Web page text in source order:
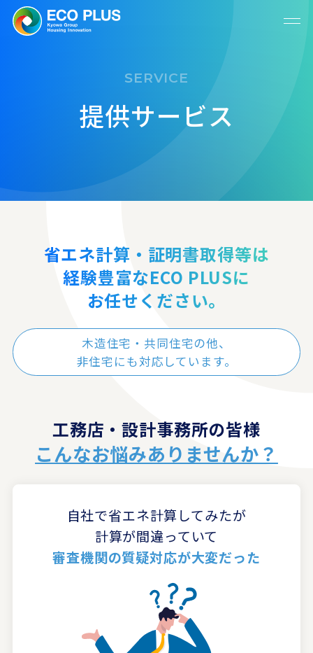
SERVICE
提供サービス
省エネ計算・証明書取得等は
経験豊富なECO PLUSに
お任せください。
木造住宅・共同住宅の他、
非住宅にも対応しています。
工務店・設計事務所の皆様
こんなお悩みありませんか？
自社で省エネ計算してみたが
計算が間違っていて
審査機関の質疑対応が大変だった